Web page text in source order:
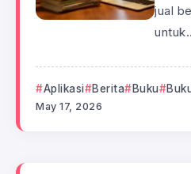
jual
Aplikasi Berita Buku
May 17, 2026